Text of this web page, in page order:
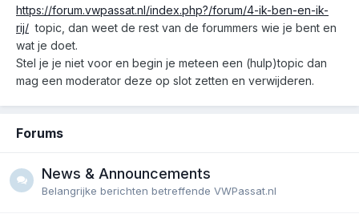
https://forum.vwpassat.nl/index.php?/forum/4-ik-ben-en-ik-
rij/ topic, dan weet de rest van de forummers wie je bent en
wat je doet.
Stel je je niet voor en begin je meteen een (hulp)topic dan
mag een moderator deze op slot zetten en verwijderen.
Forums
News & Announcements
Belangrijke berichten betreffende VWPassat.nl